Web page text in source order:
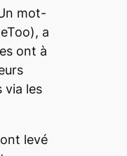
mot-
a
ont à
via les
levé